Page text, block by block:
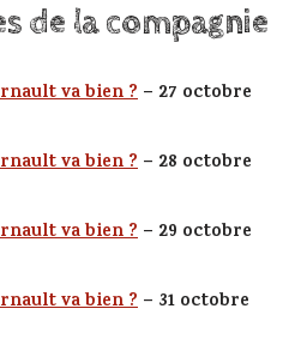
de la compagnie
va bien ? – 27 octobre
va bien ? – 28 octobre
va bien ? – 29 octobre
va bien ? – 31 octobre